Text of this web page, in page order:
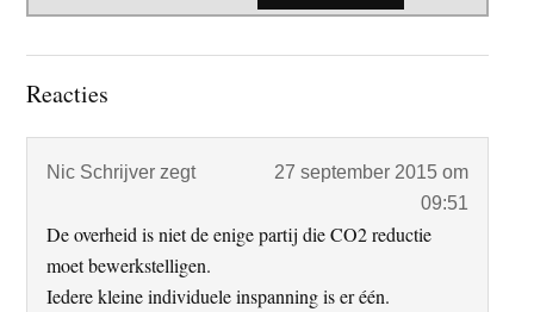
Lees
Reacties
Nic Schrijver zegt
27 september 2015 om
09:51
De overheid is niet de enige partij die CO2 reductie
moet bewerkstelligen.
Iedere kleine individuele inspanning is er één.